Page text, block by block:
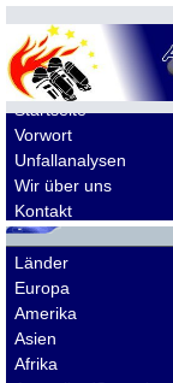
Startseite
Vorwort
Unfallanalysen
Wir über uns
Kontakt
Länder
Europa
Amerika
Asien
Afrika